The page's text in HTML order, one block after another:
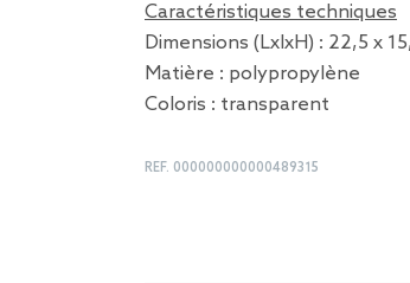
Caractéristiques techniques
Dimensions (LxlxH) : 22,5 x
Matière : polypropylène
Coloris : transparent
REF. 000000000000489315